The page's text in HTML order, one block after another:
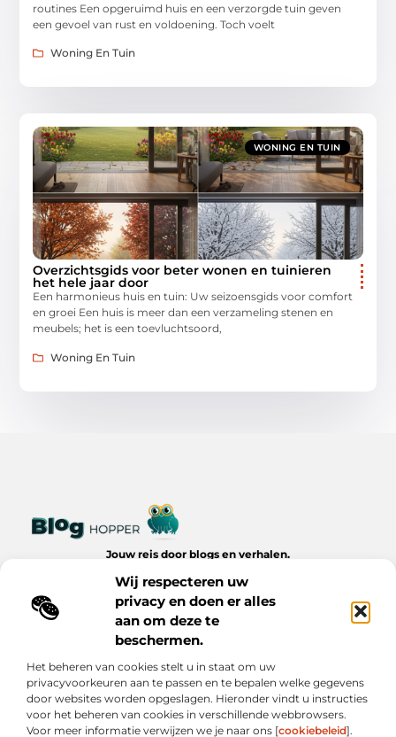
Wij respecteren uw
privacy en doen er alles
aan om deze te
beschermen.
Het beheren van cookies stelt u in staat om uw
privacyvoorkeuren aan te passen en te bepalen welke gegevens
door websites worden opgeslagen. Hieronder vindt u instructies
voor het beheren van cookies in verschillende webbrowsers.
Voor meer informatie verwijzen we je naar ons [cookiebeleid].
routines Een opgeruimd huis en een verzorgde tuin geven
een gevoel van rust en voldoening. Toch voelt
Woning En Tuin
WONING EN TUIN
Overzichtsgids voor beter wonen en tuinieren
het hele jaar door
Een harmonieus huis en tuin: Uw seizoensgids voor comfort
en groei Een huis is meer dan een verzameling stenen en
meubels; het is een toevluchtsoord,
Woning En Tuin
Jouw reis door blogs en verhalen.
dagelijks leven op Bloghopper.nl.
Bericht categorie
Onze informatie